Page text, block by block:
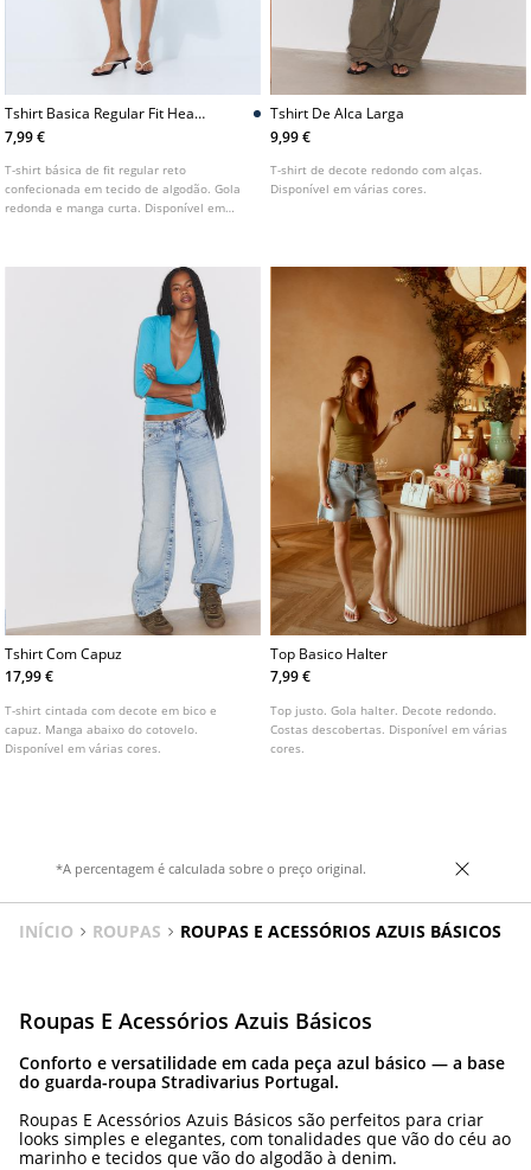
Tshirt Basica Regular Fit Heavy
Weight
7,99 €
T-shirt básica de fit regular reto
confecionada em tecido de algodão. Gola
redonda e manga curta. Disponível em
Tshirt De Alca Larga
9,99 €
T-shirt de decote redondo com alças.
Disponível em várias cores.
Tshirt Com Capuz
17,99 €
T-shirt cintada com decote em bico e
capuz. Manga abaixo do cotovelo.
Disponível em várias cores.
Top Basico Halter
7,99 €
Top justo. Gola halter. Decote redondo.
Costas descobertas. Disponível em várias
cores.
*A percentagem é calculada sobre o preço original.
INÍCIO ROUPAS ROUPAS E ACESSÓRIOS AZUIS BÁSICOS
Roupas E Acessórios Azuis Básicos
Conforto e versatilidade em cada peça azul básico — a base
do guarda-roupa Stradivarius Portugal.
Roupas E Acessórios Azuis Básicos são perfeitos para criar
looks simples e elegantes, com tonalidades que vão do céu ao
marinho e tecidos que vão do algodão à denim.